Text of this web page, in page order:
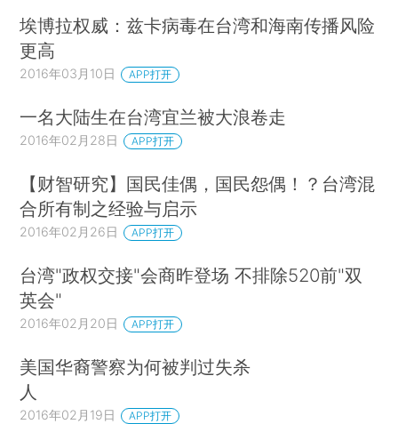
埃博拉权威：兹卡病毒在台湾和海南传播风险
更高
2016年03月10日 APP打开
一名大陆生在台湾宜兰被大浪卷走
2016年02月28日 APP打开
【财智研究】国民佳偶，国民怨偶！？台湾混
合所有制之经验与启示
2016年02月26日 APP打开
台湾"政权交接"会商昨登场 不排除520前"双
英会"
2016年02月20日 APP打开
美国华裔警察为何被判过失杀
人
2016年02月19日 APP打开